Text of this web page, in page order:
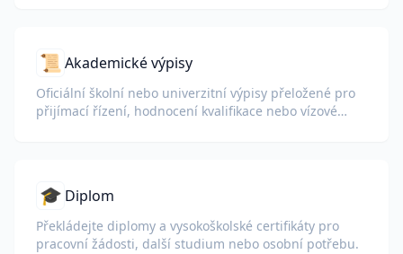
📜 Akademické výpisy
Oficiální školní nebo univerzitní výpisy přeložené pro
přijímací řízení, hodnocení kvalifikace nebo vízové
🎓 Diplom
Překládejte diplomy a vysokoškolské certifikáty pro
pracovní žádosti, další studium nebo osobní potřebu.